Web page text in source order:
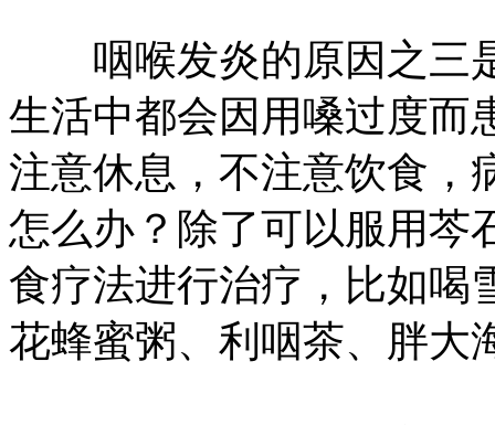
咽喉发炎的原因之三
生活中都会因用嗓过度而
注意休息，不注意饮食，
怎么办？除了可以服用芩
食疗法进行治疗，比如喝
花蜂蜜粥、利咽茶、胖大